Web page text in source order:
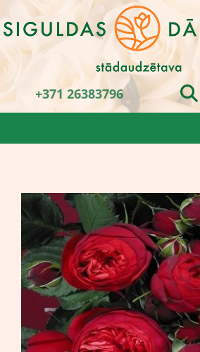
+371 26383796